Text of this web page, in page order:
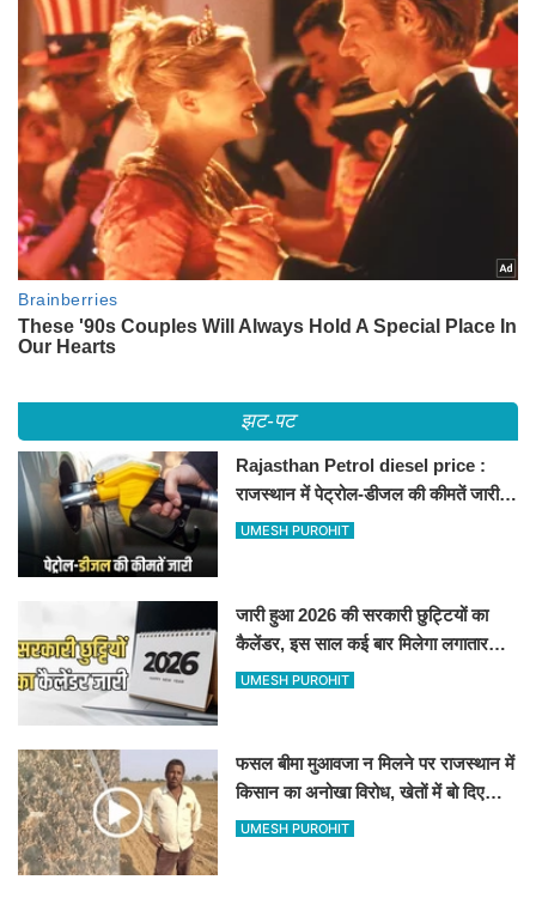
झट-पट
Rajasthan Petrol diesel price :
राजस्थान में पेट्रोल-डीजल की कीमतें जारी,
जानिए बीकानेर समेत पुरे प्रदेश में नए रेट
UMESH PUROHIT
जारी हुआ 2026 की सरकारी छुट्टियों का
कैलेंडर, इस साल कई बार मिलेगा लगातार
अवकाश, देखें
UMESH PUROHIT
फसल बीमा मुआवजा न मिलने पर राजस्थान में
किसान का अनोखा विरोध, खेतों में बो दिए
500-500 रुपए के नोट, वीडियो वायरल
UMESH PUROHIT